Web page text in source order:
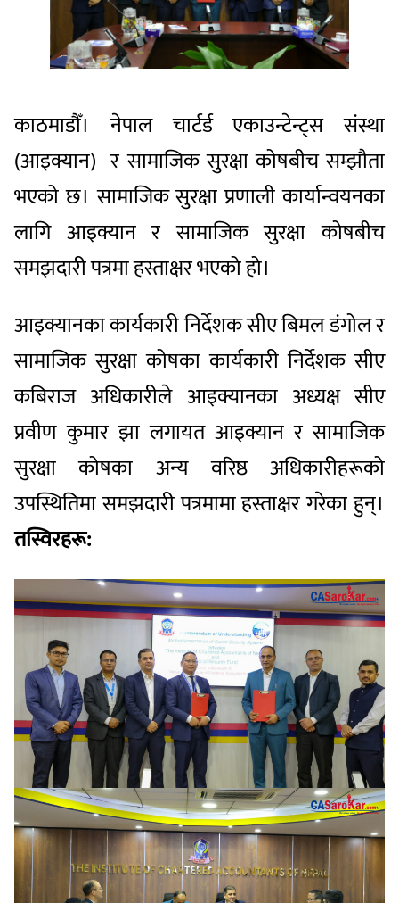
काठमाडौँ। नेपाल चार्टर्ड एकाउन्टेन्ट्स संस्था
(आइक्यान) र सामाजिक सुरक्षा कोषबीच सम्झौता
भएको छ। सामाजिक सुरक्षा प्रणाली कार्यान्वयनका
लागि आइक्यान र सामाजिक सुरक्षा कोषबीच
समझदारी पत्रमा हस्ताक्षर भएको हो।
आइक्यानका कार्यकारी निर्देशक सीए बिमल डंगोल र
सामाजिक सुरक्षा कोषका कार्यकारी निर्देशक सीए
कबिराज अधिकारीले आइक्यानका अध्यक्ष सीए
प्रवीण कुमार झा लगायत आइक्यान र सामाजिक
सुरक्षा कोषका अन्य वरिष्ठ अधिकारीहरूको
उपस्थितिमा समझदारी पत्रमामा हस्ताक्षर गरेका हुन्।
तस्विरहरू: